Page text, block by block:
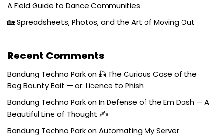
A Field Guide to Dance Communities
🏡 Spreadsheets, Photos, and the Art of Moving Out
Recent Comments
Bandung Techno Parkon 🎣 The Curious Case of the
Beg Bounty Bait — or: Licence to Phish
Bandung Techno ParkonIn Defense of the Em Dash — A
Beautiful Line of Thought ✍️
Bandung Techno ParkonAutomating My Server